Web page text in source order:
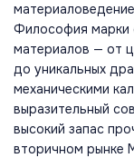
Философия марки
материалов — от
до уникальных
механическими
выразительный
высокий запас
вторичном рынке